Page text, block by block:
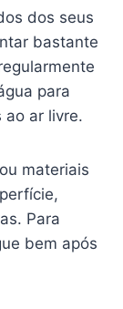
dos seus
bastante
para
ao ar livre.
materiais
Para
bem após